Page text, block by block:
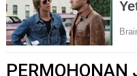
PERMOHONAN